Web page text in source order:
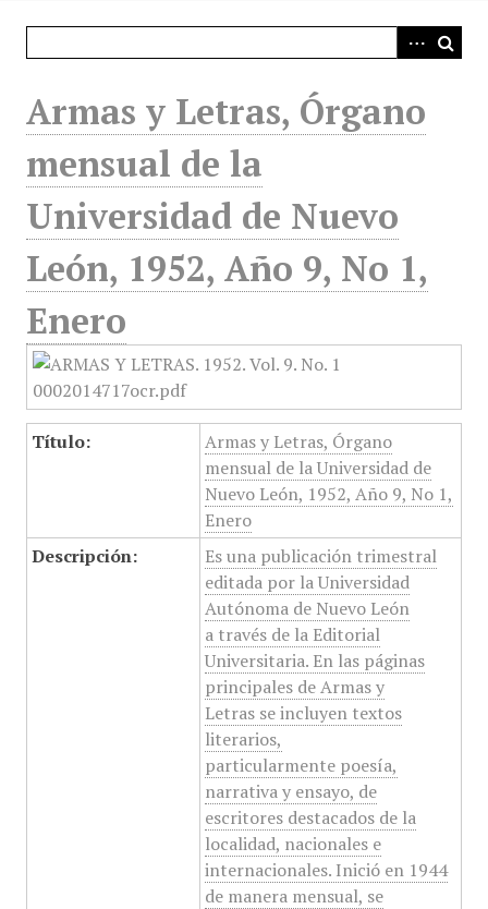
Armas y Letras, Órgano
mensual de la
Universidad de Nuevo
León, 1952, Año 9, No 1,
Enero
Título:
Armas y Letras, Órgano
mensual de la Universidad de
Nuevo León, 1952, Año 9, No 1,
Enero
Descripción:
Es una publicación trimestral
editada por la Universidad
Autónoma de Nuevo León
a través de la Editorial
Universitaria. En las páginas
principales de Armas y
Letras se incluyen textos
literarios,
particularmente poesía,
narrativa y ensayo, de
escritores destacados de la
localidad, nacionales e
internacionales. Inició en 1944
de manera mensual, se